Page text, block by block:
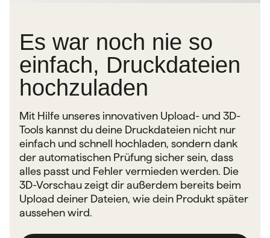
Es war noch nie so
einfach, Druckdateien
hochzuladen
Mit Hilfe unseres innovativen Upload- und 3D-
Tools kannst du deine Druckdateien nicht nur
einfach und schnell hochladen, sondern dank
der automatischen Prüfung sicher sein, dass
alles passt und Fehler vermieden werden. Die
3D-Vorschau zeigt dir außerdem bereits beim
Upload deiner Dateien, wie dein Produkt später
aussehen wird.